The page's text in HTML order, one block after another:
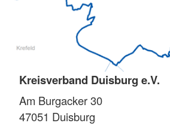
Kreisverband Duisburg e.V.
Am Burgacker 30
47051 Duisburg